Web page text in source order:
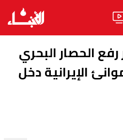
رفع الحصار البحري
الإيرانية دخل